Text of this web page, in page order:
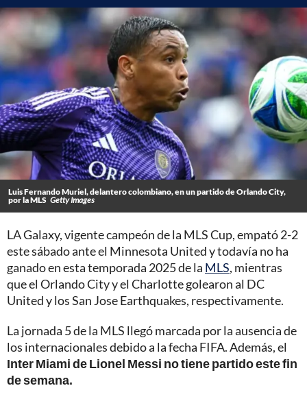
Luis Fernando Muriel, delantero colombiano, en un partido de Orlando City,
por la MLS Getty Images
LA Galaxy, vigente campeón de la MLS Cup, empató 2-2
este sábado ante el Minnesota United y todavía no ha
ganado en esta temporada 2025 de la MLS, mientras
que el Orlando City y el Charlotte golearon al DC
United y los San Jose Earthquakes, respectivamente.
La jornada 5 de la MLS llegó marcada por la ausencia de
los internacionales debido a la fecha FIFA. Además, el
Inter Miami de Lionel Messi no tiene partido este fin
de semana.